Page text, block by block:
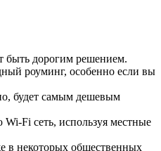
быть дорогим решением.
роуминг, особенно если вы
будет самым дешевым
Fi сеть, используя местные
в некоторых общественных